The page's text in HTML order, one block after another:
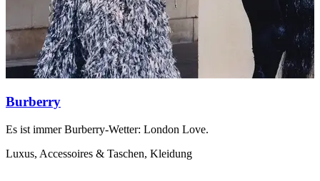
Burberry
Es ist immer Burberry-Wetter: London Love.
Luxus, Accessoires & Taschen, Kleidung